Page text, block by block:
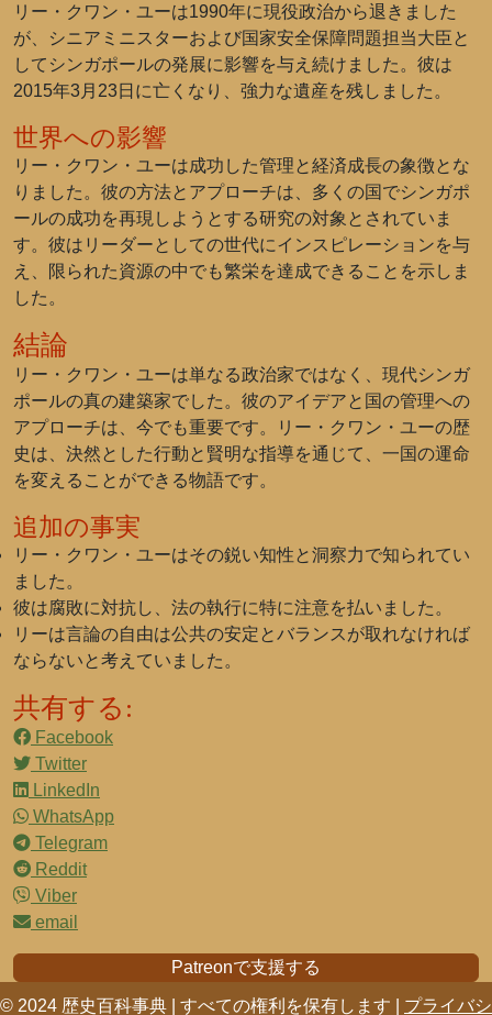
リー・クワン・ユーは1990年に現役政治から退きました
が、シニアミニスターおよび国家安全保障問題担当大臣と
してシンガポールの発展に影響を与え続けました。彼は
2015年3月23日に亡くなり、強力な遺産を残しました。
世界への影響
リー・クワン・ユーは成功した管理と経済成長の象徴とな
りました。彼の方法とアプローチは、多くの国でシンガポ
ールの成功を再現しようとする研究の対象とされていま
す。彼はリーダーとしての世代にインスピレーションを与
え、限られた資源の中でも繁栄を達成できることを示しま
した。
結論
リー・クワン・ユーは単なる政治家ではなく、現代シンガ
ポールの真の建築家でした。彼のアイデアと国の管理への
アプローチは、今でも重要です。リー・クワン・ユーの歴
史は、決然とした行動と賢明な指導を通じて、一国の運命
を変えることができる物語です。
追加の事実
リー・クワン・ユーはその鋭い知性と洞察力で知られてい
ました。
彼は腐敗に対抗し、法の執行に特に注意を払いました。
リーは言論の自由は公共の安定とバランスが取れなければ
ならないと考えていました。
共有する:
Facebook
Twitter
LinkedIn
WhatsApp
Telegram
Reddit
Viber
email
Patreonで支援する
© 2024 歴史百科事典 | すべての権利を保有します | プライバシ